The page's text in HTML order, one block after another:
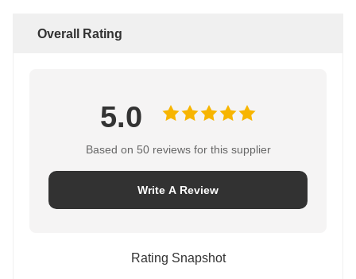
Overall Rating
5.0
Based on 50 reviews for this supplier
Write A Review
Rating Snapshot